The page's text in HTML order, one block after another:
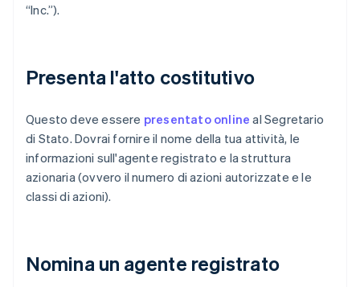
“Inc.”).
Presenta l'atto costitutivo
Questo deve essere presentato online al Segretario
di Stato. Dovrai fornire il nome della tua attività, le
informazioni sull'agente registrato e la struttura
azionaria (ovvero il numero di azioni autorizzate e le
classi di azioni).
Nomina un agente registrato